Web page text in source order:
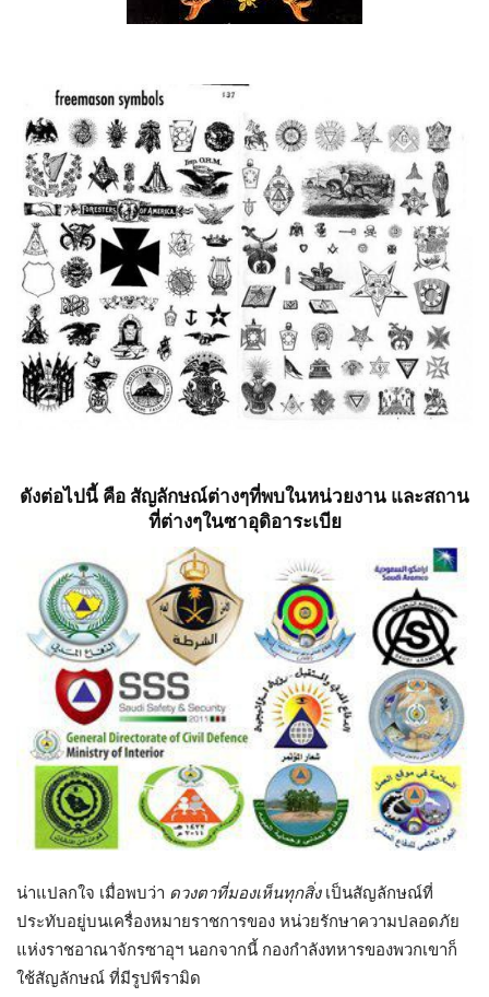
ดังต่อไปนี้ คือ สัญลักษณ์ต่างๆที่พบในหน่วยงาน และสถาน
ที่ต่างๆในซาอุดิอาระเบีย
น่าแปลกใจ เมื่อพบว่า ดวงตาที่มองเห็นทุกสิ่งเป็นสัญลักษณ์ที่
ประทับอยู่บนเครื่องหมายราชการของ หน่วยรักษาความปลอดภัย
แห่งราชอาณาจักรซาอุฯ นอกจากนี้ กองกำลังทหารของพวกเขาก็
ใช้สัญลักษณ์ ที่มีรูปพีรามิด